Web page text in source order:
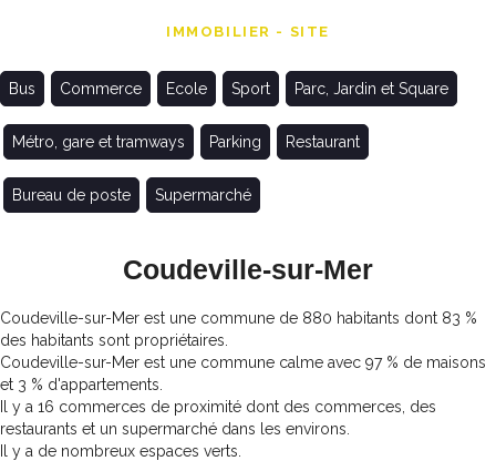
IMMOBILIER - SITE
Bus Commerce Ecole Sport Parc, Jardin et Square
Métro, gare et tramways Parking Restaurant
Bureau de poste Supermarché
Coudeville-sur-Mer
Coudeville-sur-Mer est une commune de 880 habitants dont 83 %
des habitants sont propriétaires.
Coudeville-sur-Mer est une commune calme avec 97 % de maisons
et 3 % d'appartements.
Il y a 16 commerces de proximité dont des commerces, des
restaurants et un supermarché dans les environs.
Il y a de nombreux espaces verts.